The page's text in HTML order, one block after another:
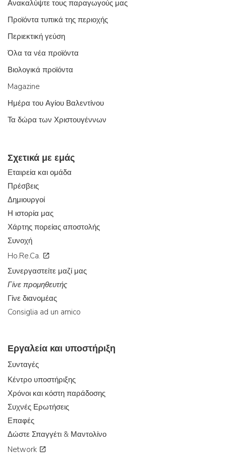
Ανακαλύψτε τους παραγωγούς μας
Προϊόντα τυπικά της περιοχής
Περιεκτική γεύση
Όλα τα νέα προϊόντα
Βιολογικά προϊόντα
Magazine
Ημέρα του Αγίου Βαλεντίνου
Τα δώρα των Χριστουγέννων
Σχετικά με εμάς
Εταιρεία και ομάδα
Πρέσβεις
Δημιουργοί
Η ιστορία μας
Χάρτης πορείας αποστολής
Συνοχή
Ho.Re.Ca.
Συνεργαστείτε μαζί μας
Γίνε προμηθευτής
Γίνε διανομέας
Consiglia ad un amico
Εργαλεία και υποστήριξη
Συνταγές
Κέντρο υποστήριξης
Χρόνοι και κόστη παράδοσης
Συχνές Ερωτήσεις
Επαφές
Δώστε Σπαγγέτι & Μαντολίνο
Network